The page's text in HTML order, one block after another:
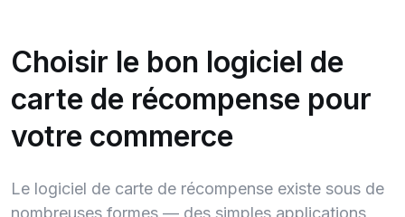
Choisir le bon logiciel de
carte de récompense pour
votre commerce
Le logiciel de carte de récompense existe sous de
nombreuses formes — des simples applications